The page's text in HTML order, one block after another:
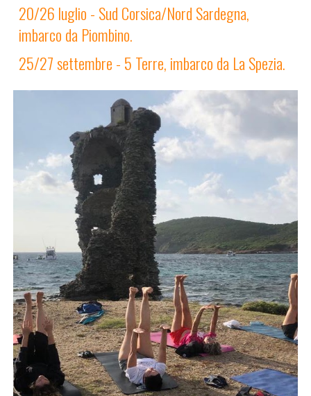
20/26 luglio - Sud Corsica/Nord Sardegna,
imbarco da Piombino.
25/27 settembre - 5 Terre, imbarco da La Spezia.